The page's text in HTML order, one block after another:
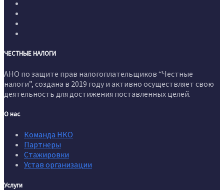
ЧЕСТНЫЕ НАЛОГИ
АНО по защите прав налогоплательщиков “Честные
налоги”, создана в 2019 году и активно осуществляет свою
деятельность для достижения поставленных целей.
О нас
Команда НКО
Партнеры
Стажировки
Устав организации
Услуги